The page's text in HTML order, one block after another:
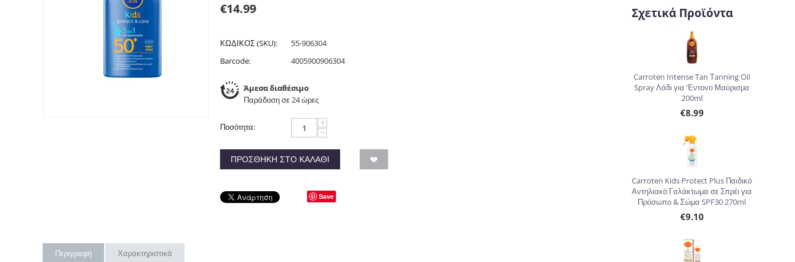
€14.99
ΚΩΔΙΚΟΣ (SKU):
55-906304
Barcode:
4005900906304
Άμεσα διαθέσιμο
Παράδοση σε 24 ώρες
Ποσότητα: +
−
ΠΡΟΣΘΉΚΗ ΣΤΟ ΚΑΛΆΘΙ
Save
Περιγραφή Χαρακτηριστικά
Σχετικά Προϊόντα
Carroten Intense Tan Τanning Oil
Spray Λάδι για 'Εντονο Μαύρισμα
200ml
€8.99
Carroten Kids Protect Plus Παιδικό
Αντηλιακό Γαλάκτωμα σε Σπρέι για
Πρόσωπο & Σώμα SPF30 270ml
€9.10